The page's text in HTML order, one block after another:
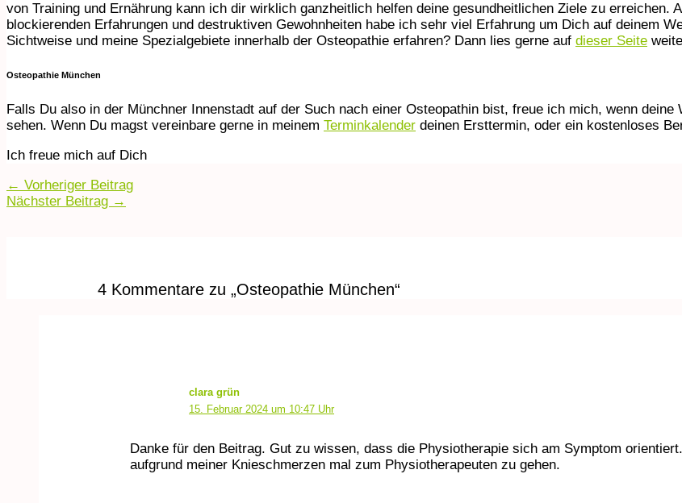
von Training und Ernährung kann ich dir wirklich ganzheitlich helfen deine gesundheitlichen Ziele zu erreichen.
blockierenden Erfahrungen und destruktiven Gewohnheiten habe ich sehr viel Erfahrung um Dich auf deinem
Sichtweise und meine Spezialgebiete innerhalb der Osteopathie erfahren? Dann lies gerne auf dieser Seite
Osteopathie München
Falls Du also in der Münchner Innenstadt auf der Such nach einer Osteopathin bist, freue ich mich, wenn
sehen. Wenn Du magst vereinbare gerne in meinem Terminkalender deinen Ersttermin, oder ein kostenloses
Ich freue mich auf Dich
← Vorheriger Beitrag
Nächster Beitrag →
4 Kommentare zu „Osteopathie München“
clara grün
15. Februar 2024 um 10:47 Uhr
Danke für den Beitrag. Gut zu wissen, dass die Physiotherapie sich am Symptom
aufgrund meiner Knieschmerzen mal zum Physiotherapeuten zu gehen.